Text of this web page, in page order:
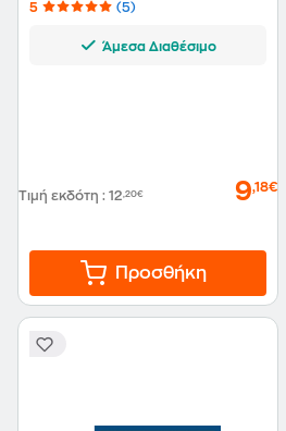
5 (5)
Άμεσα Διαθέσιμο
Τιμή εκδότη : 12,20€ 9,18€
Προσθήκη